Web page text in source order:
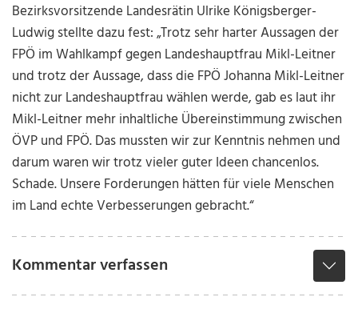
Bezirksvorsitzende Landesrätin Ulrike Königsberger-
Ludwig stellte dazu fest: „Trotz sehr harter Aussagen der
FPÖ im Wahlkampf gegen Landeshauptfrau Mikl-Leitner
und trotz der Aussage, dass die FPÖ Johanna Mikl-Leitner
nicht zur Landeshauptfrau wählen werde, gab es laut ihr
Mikl-Leitner mehr inhaltliche Übereinstimmung zwischen
ÖVP und FPÖ. Das mussten wir zur Kenntnis nehmen und
darum waren wir trotz vieler guter Ideen chancenlos.
Schade. Unsere Forderungen hätten für viele Menschen
im Land echte Verbesserungen gebracht.“
Kommentar verfassen